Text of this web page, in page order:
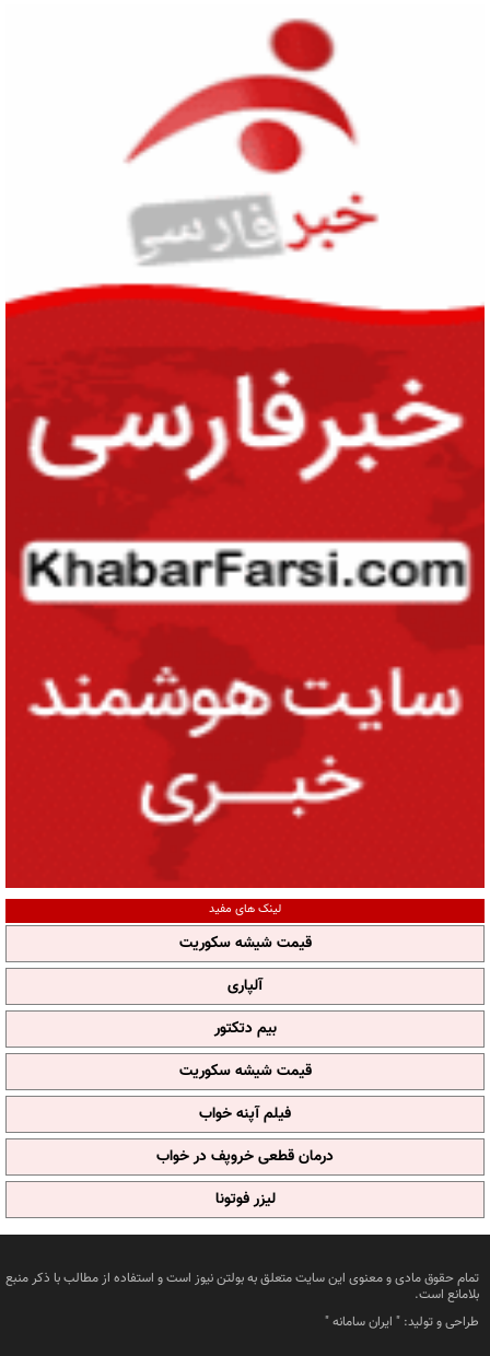
لینک های مفید
قیمت شیشه سکوریت
آلپاری
بیم دتکتور
قیمت شیشه سکوریت
فیلم آپنه خواب
درمان قطعی خروپف در خواب
لیزر فوتونا
تمام حقوق مادی و معنوی این سایت متعلق به بولتن نیوز است و استفاده از مطالب با ذکر منبع
بلامانع است.
طراحی و تولید: " ایران سامانه"